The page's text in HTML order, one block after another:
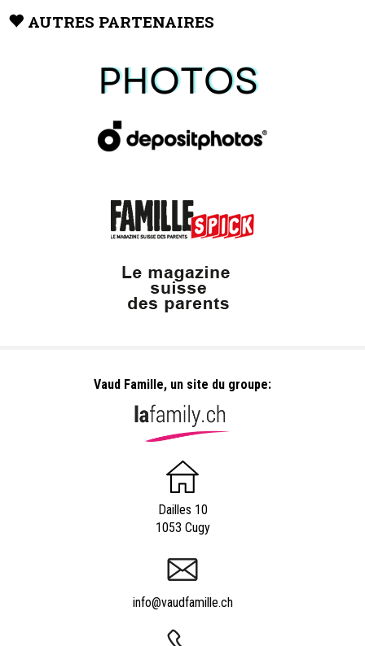
AUTRES PARTENAIRES
Vaud Famille, un site du groupe:
Dailles 10
1053 Cugy
info@vaudfamille.ch